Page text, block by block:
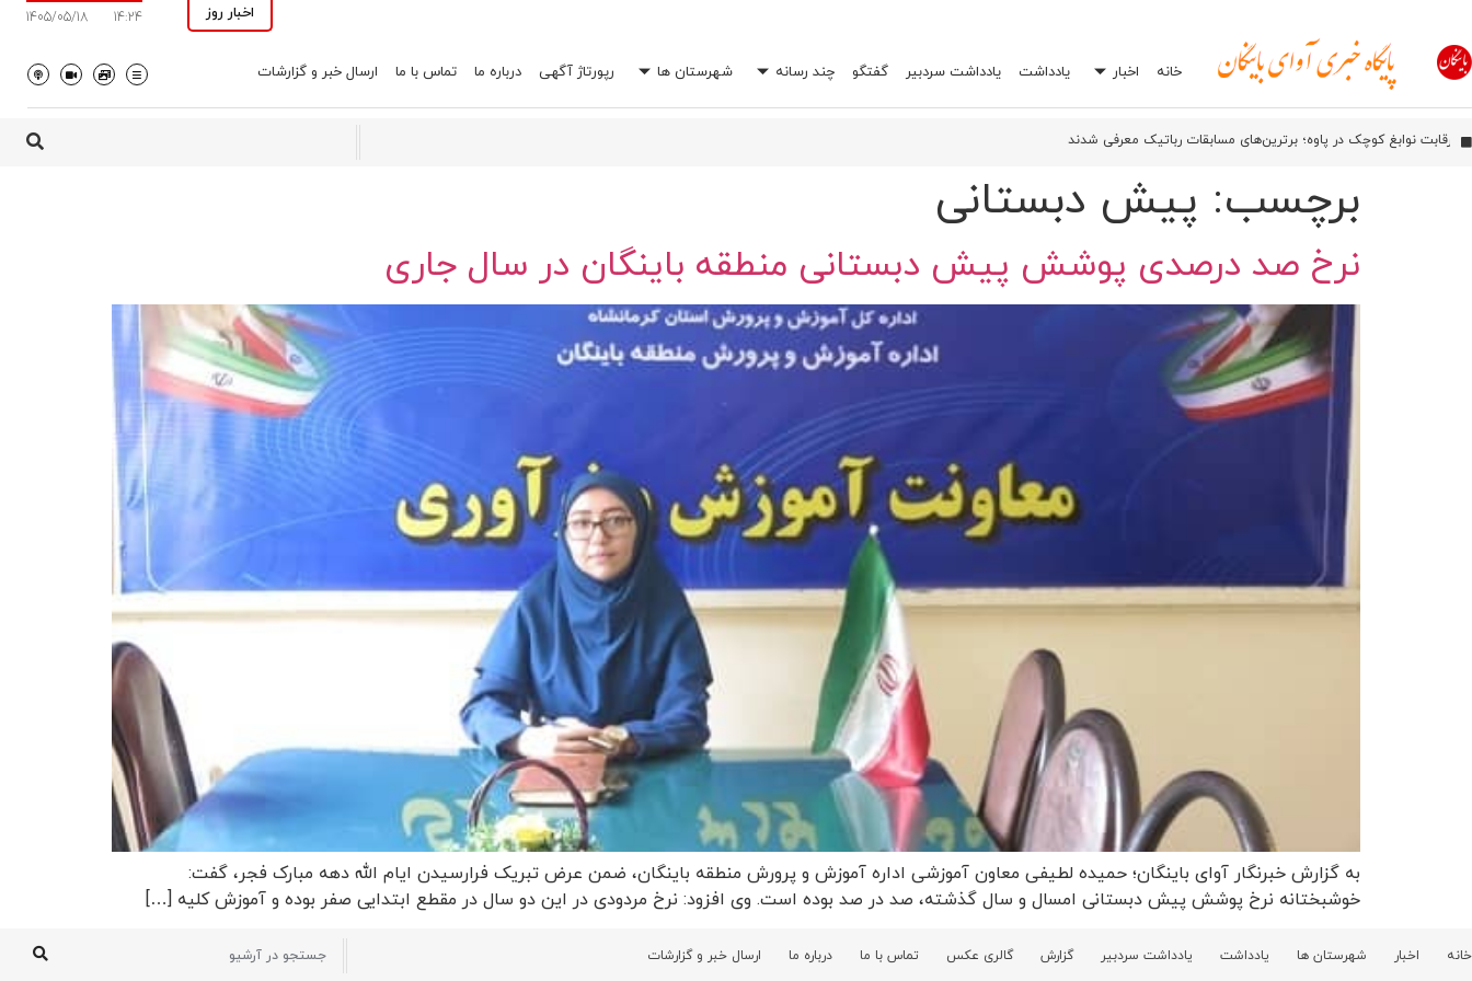
اخبار روز 14:24
1405/05/18
خانه اخبار یادداشت یادداشت سردبیر گفتگو چند رسانه شهرستان ها رپورتاژ آگهی درباره ما تماس با ما ارسال خبر و گزارشات
رقابت نوابغ کوچک در پاوه؛ برترین‌های مسابقات رباتیک معرفی شدند
آیین بهره‌برداری از شبکه فیبر نوری آسیاتک در روانسر
افشاگری درباره یک اشتباه رایج در تعمیرگاه‌ها: چرا انتخاب اشتباه جعبه بکس می‌تواند خرج شما را چند برابر کند؟
اورامان؛ شش سال پس از ثبت جهانی، هنوز در انتظار توسعه
برچسب: پیش دبستانی
نرخ صد درصدی پوشش پیش دبستانی منطقه باینگان در سال جاری
به گزارش خبرنگار آوای باینگان؛ حمیده لطیفی معاون آموزشی اداره آموزش و پرورش منطقه باینگان، ضمن عرض تبریک فرارسیدن ایام الله دهه مبارک فجر، گفت:
خوشبختانه نرخ پوشش پیش دبستانی امسال و سال گذشته، صد در صد بوده است. وی افزود: نرخ مردودی در این دو سال در مقطع ابتدایی صفر بوده و آموزش کلیه […]
خانه اخبار شهرستان ها یادداشت یادداشت سردبیر گزارش گالری عکس تماس با ما درباره ما ارسال خبر و گزارشات